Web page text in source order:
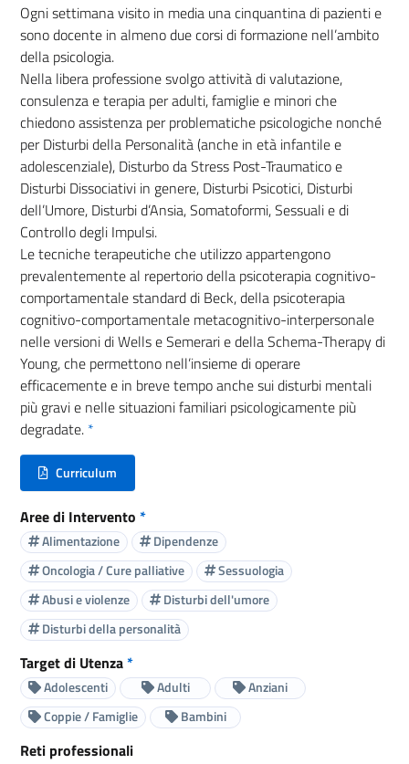
Ogni settimana visito in media una cinquantina di pazienti e
sono docente in almeno due corsi di formazione nell’ambito
della psicologia.
Nella libera professione svolgo attività di valutazione,
consulenza e terapia per adulti, famiglie e minori che
chiedono assistenza per problematiche psicologiche nonché
per Disturbi della Personalità (anche in età infantile e
adolescenziale), Disturbo da Stress Post-Traumatico e
Disturbi Dissociativi in genere, Disturbi Psicotici, Disturbi
dell’Umore, Disturbi d’Ansia, Somatoformi, Sessuali e di
Controllo degli Impulsi.
Le tecniche terapeutiche che utilizzo appartengono
prevalentemente al repertorio della psicoterapia cognitivo-
comportamentale standard di Beck, della psicoterapia
cognitivo-comportamentale metacognitivo-interpersonale
nelle versioni di Wells e Semerari e della Schema-Therapy di
Young, che permettono nell’insieme di operare
efficacemente e in breve tempo anche sui disturbi mentali
più gravi e nelle situazioni familiari psicologicamente più
degradate. *
Curriculum
(nuova scheda - new tab)
Aree di Intervento *
Alimentazione
Dipendenze
Oncologia / Cure palliative
Sessuologia
Abusi e violenze
Disturbi dell'umore
Disturbi della personalità
Target di Utenza*
Adolescenti Adulti
Anziani
Coppie / Famiglie
Bambini
Reti professionali